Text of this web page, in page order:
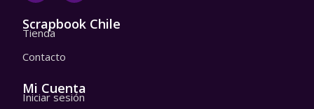
t
s
p
t
Scrapbook Chile
Tienda
Contacto
Mi Cuenta
Iniciar sesión